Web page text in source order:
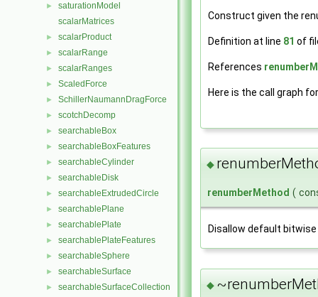
►
saturationModel
scalarMatrices
► scalarProduct
► scalarRange
► scalarRanges
► ScaledForce
► SchillerNaumannDragForce
► scotchDecomp
► searchableBox
► searchableBoxFeatures
► searchableCylinder
► searchableDisk
► searchableExtrudedCircle
► searchablePlane
► searchablePlate
► searchablePlateFeatures
► searchableSphere
► searchableSurface
► searchableSurfaceCollection
Construct given the
Definition at line 81 of
References
Here is the call graph
◆
renumberMethod (
Disallow default
◆